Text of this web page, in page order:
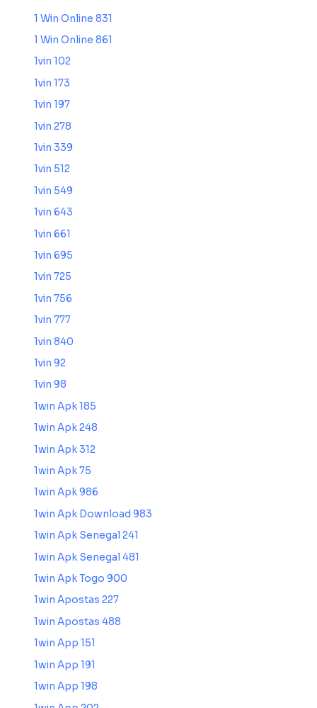
1 Win Online 831
1 Win Online 861
1vin 102
1vin 173
1vin 197
1vin 278
1vin 339
1vin 512
1vin 549
1vin 643
1vin 661
1vin 695
1vin 725
1vin 756
1vin 777
1vin 840
1vin 92
1vin 98
1win Apk 185
1win Apk 248
1win Apk 312
1win Apk 75
1win Apk 986
1win Apk Download 983
1win Apk Senegal 241
1win Apk Senegal 481
1win Apk Togo 900
1win Apostas 227
1win Apostas 488
1win App 151
1win App 191
1win App 198